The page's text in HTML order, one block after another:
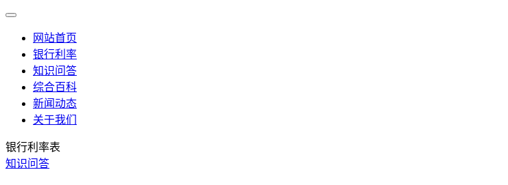
网站首页
银行利率
知识问答
综合百科
新闻动态
关于我们
银行利率表
知识问答